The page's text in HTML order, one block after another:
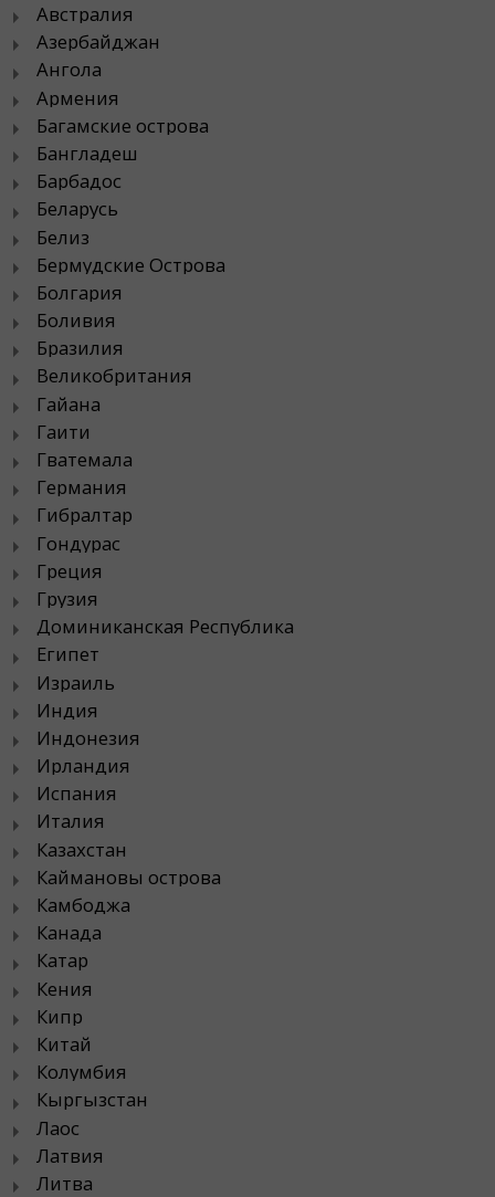
Австралия
Азербайджан
Ангола
Армения
Багамские острова
Бангладеш
Барбадос
Беларусь
Белиз
Бермудские Острова
Болгария
Боливия
Бразилия
Великобритания
Гайана
Гаити
Гватемала
Германия
Гибралтар
Гондурас
Греция
Грузия
Доминиканская Республика
Египет
Израиль
Индия
Индонезия
Ирландия
Испания
Италия
Казахстан
Каймановы острова
Камбоджа
Канада
Катар
Кения
Кипр
Китай
Колумбия
Кыргызстан
Лаос
Латвия
Литва